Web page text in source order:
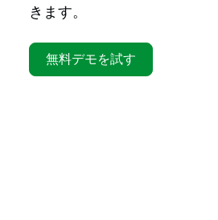
きます。
無料デモを試す